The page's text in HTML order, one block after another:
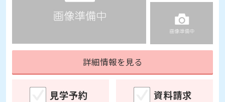
詳細情報を見る
見学予約 資料請求